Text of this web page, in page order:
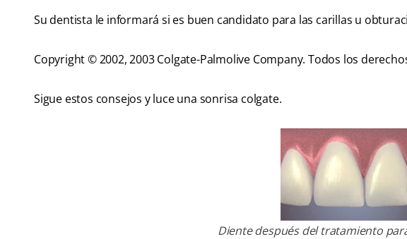
Su dentista le informará si es buen candidato para las carillas u
Copyright © 2002, 2003 Colgate-Palmolive Company. Todos los
Sigue estos consejos y luce una sonrisa colgate.
Diente después del tratamiento